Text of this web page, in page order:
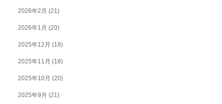
2026年2月 (21)
2026年1月 (20)
2025年12月 (18)
2025年11月 (18)
2025年10月 (20)
2025年9月 (21)